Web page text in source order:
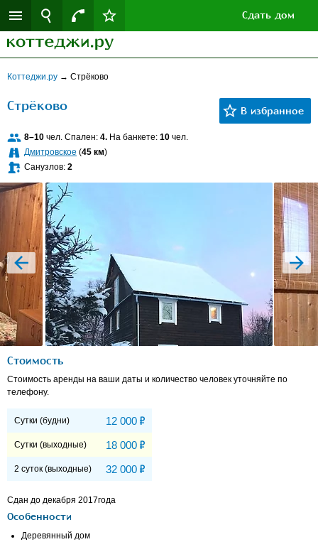
Сдать дом
Коттеджи.ру → Стрёково
Стрёково
8–10 чел. Спален: 4. На банкете: 10 чел.
Дмитровское (45 км)
Санузлов: 2
prev next
Стоимость
Стоимость аренды на ваши даты и количество человек уточняйте по
телефону.
Сутки (будни) 12 000 Р
Сутки (выходные) 18 000 Р
2 суток (выходные) 32 000 Р
Сдан до декабря 2017года
Особенности
Деревянный дом